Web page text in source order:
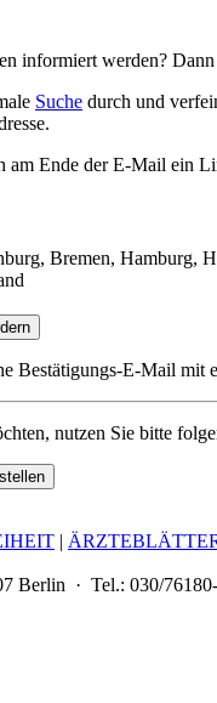
informiert werden?
Suche durch und
Ende der E-Mail ein
Bremen, Hamburg,
Bestätigungs-E-Mail
nutzen Sie bitte
|
Berlin · Tel.: 030/